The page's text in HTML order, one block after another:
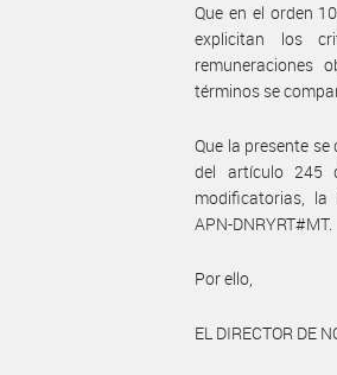
Que en el orden
explicitan los
remuneraciones
términos se
Que la presente
del artículo 245
modificatorias, la
APN-DNRYRT#MT.
Por ello,
EL DIRECTOR DE